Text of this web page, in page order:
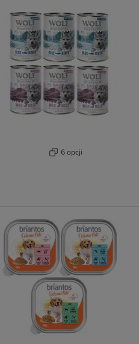
6 opcji